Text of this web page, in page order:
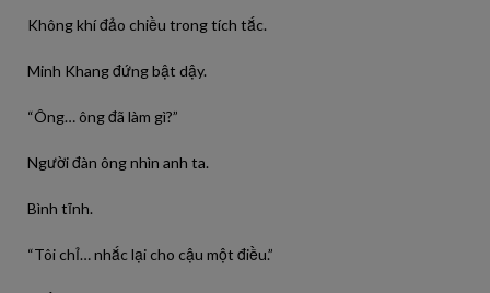
Không khí đảo chiều trong tích tắc.
Minh Khang đứng bật dậy.
“Ông… ông đã làm gì?”
Người đàn ông nhìn anh ta.
Bình tĩnh.
“Tôi chỉ… nhắc lại cho cậu một điều.”